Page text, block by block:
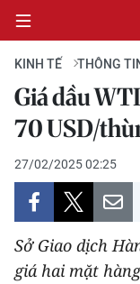
CHÍNH TRỊ
KINH TẾ
VĂN HÓA
XÃ HỘI
KINH TẾ THÔNG
Giá dầu
70 USD/
27/02/2025 02:25
Sở Giao dịch
giá hai mặt